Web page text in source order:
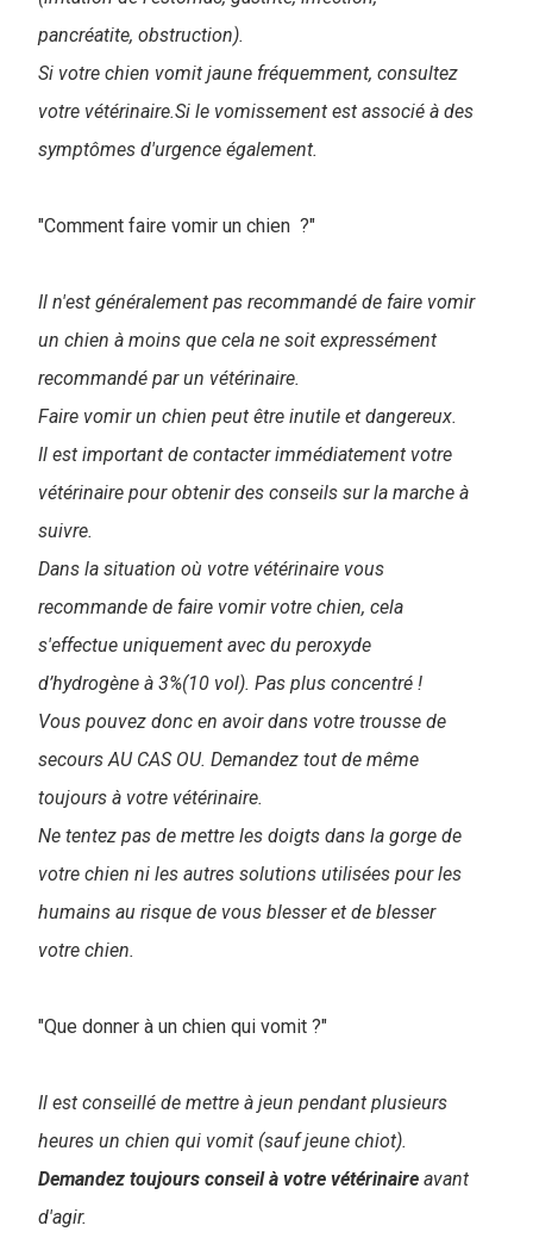
pancréatite, obstruction).
Si votre chien vomit jaune fréquemment, consultez
votre vétérinaire.Si le vomissement est associé à des
symptômes d'urgence également.
"Comment faire vomir un chien ?"
Il n'est généralement pas recommandé de faire vomir
un chien à moins que cela ne soit expressément
recommandé par un vétérinaire.
Faire vomir un chien peut être inutile et dangereux.
Il est important de contacter immédiatement votre
vétérinaire pour obtenir des conseils sur la marche à
suivre.
Dans la situation où votre vétérinaire vous
recommande de faire vomir votre chien, cela
s'effectue uniquement avec du peroxyde
d’hydrogène à 3%(10 vol). Pas plus concentré !
Vous pouvez donc en avoir dans votre trousse de
secours AU CAS OU. Demandez tout de même
toujours à votre vétérinaire.
Ne tentez pas de mettre les doigts dans la gorge de
votre chien ni les autres solutions utilisées pour les
humains au risque de vous blesser et de blesser
votre chien.
"Que donner à un chien qui vomit ?"
Il est conseillé de mettre à jeun pendant plusieurs
heures un chien qui vomit (sauf jeune chiot).
Demandez toujours conseil à votre vétérinaire avant
d'agir.